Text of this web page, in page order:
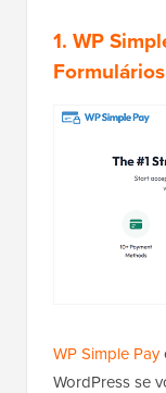
1. WP
WP Simple Pay
WordPress se